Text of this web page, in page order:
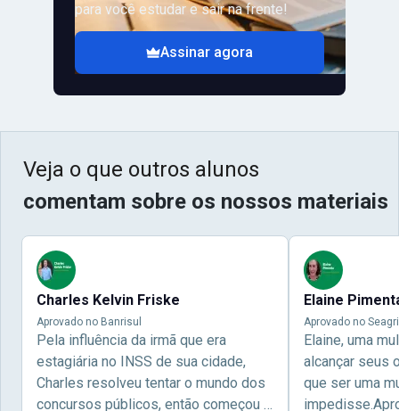
para você estudar e sair na frente!
Assinar agora
Veja o que outros alunos
comentam sobre os nossos materiais
Charles Kelvin Friske
Aprovado no Banrisul
Pela influência da irmã que era
estagiária no INSS de sua cidade,
Charles resolveu tentar o mundo dos
concursos públicos, então começou a
Elaine
Aprovado no
Elaine, uma
alcançar seus
que ser uma